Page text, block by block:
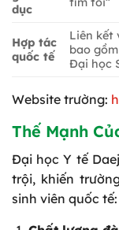
dục
Hợp tác
quốc tế
Liên kết
bao
Đại học
Website trường:
Thế Mạnh
Đại học Y tế
trội, khiến
sinh viên quốc tế: